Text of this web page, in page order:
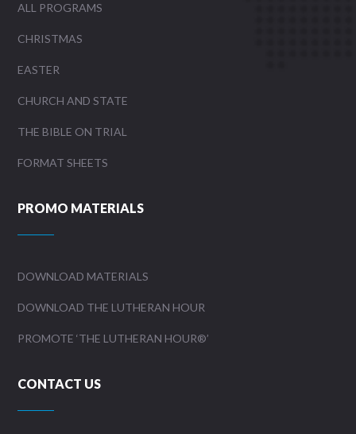
ALL PROGRAMS
CHRISTMAS
EASTER
CHURCH AND STATE
THE BIBLE ON TRIAL
FORMAT SHEETS
PROMO MATERIALS
DOWNLOAD MATERIALS
DOWNLOAD THE LUTHERAN HOUR
PROMOTE ‘THE LUTHERAN HOUR®’
CONTACT US